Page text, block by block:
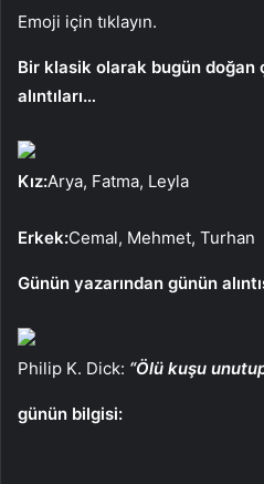
Emoji için tıklayın.
Bir klasik olarak bugün
alıntıları…
Kız:Arya, Fatma, Leyla
Erkek:Cemal, Mehmet, Turhan
Günün yazarından günün
Philip K. Dick: “Ölü kuşu
günün bilgisi: